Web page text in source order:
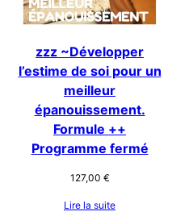
zzz ~Développer
l’estime de soi pour un
meilleur
épanouissement.
Formule ++
Programme fermé
127,00 €
Lire la suite